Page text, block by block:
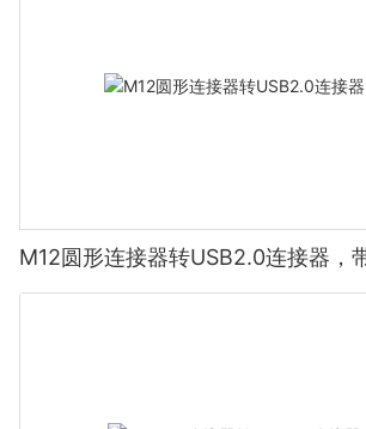
M12圆形连接器转USB2.0连接器，